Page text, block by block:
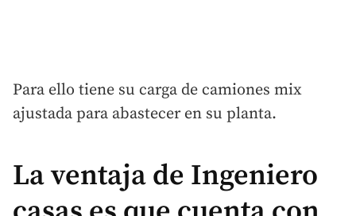
Para ello tiene su carga de camiones mix
ajustada para abastecer en su planta.
La ventaja de Ingeniero